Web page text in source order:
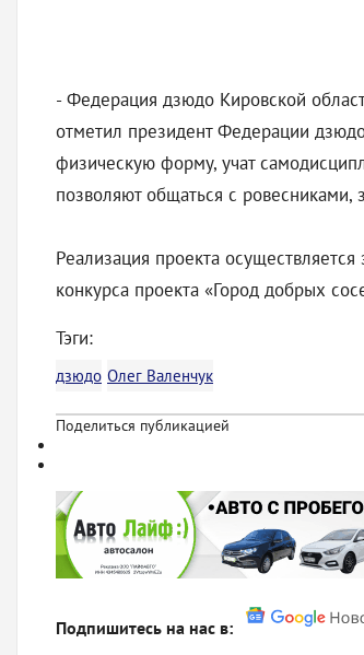
- Федерация дзюдо Кировской
отметил президент Федерации
физическую форму, учат
позволяют общаться с ровесниками,
Реализация проекта
конкурса проекта «Город добрых
Тэги:
дзюдо Олег Валенчук
Поделиться публикацией
Подпишитесь на нас в: